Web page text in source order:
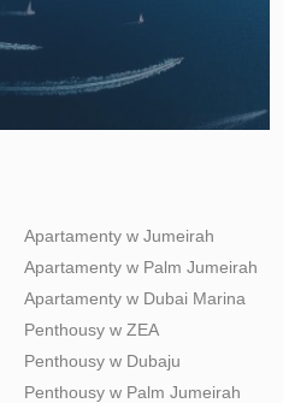
Apartamenty w Jumeirah
Apartamenty w Palm Jumeirah
Apartamenty w Dubai Marina
Penthousy w ZEA
Penthousy w Dubaju
Penthousy w Palm Jumeirah